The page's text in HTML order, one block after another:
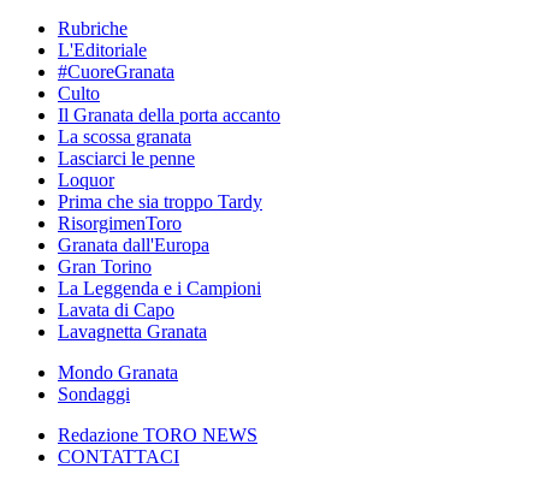
Rubriche
L'Editoriale
#CuoreGranata
Culto
Il Granata della porta accanto
La scossa granata
Lasciarci le penne
Loquor
Prima che sia troppo Tardy
RisorgimenToro
Granata dall'Europa
Gran Torino
La Leggenda e i Campioni
Lavata di Capo
Lavagnetta Granata
Mondo Granata
Sondaggi
Redazione TORO NEWS
CONTATTACI